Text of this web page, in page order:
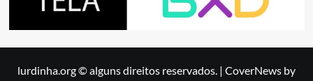
lurdinha.org © alguns direitos reservados. | CoverNews by